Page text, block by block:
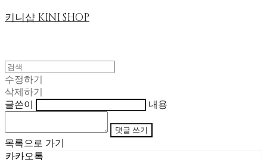
키니샵 KINI SHOP
수정하기
삭제하기
글쓴이
내용
댓글 쓰기
목록으로 가기
카카오톡